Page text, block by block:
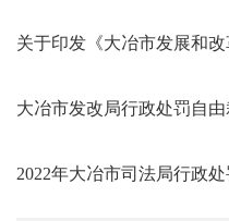
关于印发《大冶市发展和
大冶市发改局行政处罚自
2022年大冶市司法局行政